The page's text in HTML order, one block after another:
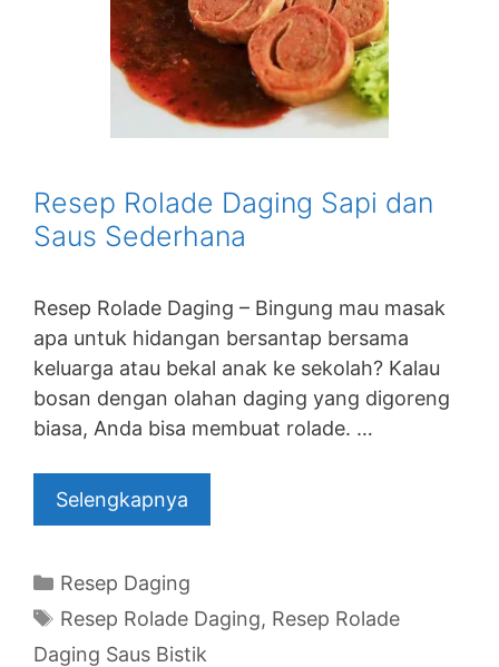
Resep Rolade Daging Sapi dan
Saus Sederhana
Resep Rolade Daging – Bingung mau masak
apa untuk hidangan bersantap bersama
keluarga atau bekal anak ke sekolah? Kalau
bosan dengan olahan daging yang digoreng
biasa, Anda bisa membuat rolade. …
Selengkapnya
Categories
Resep Daging
Tags
Resep Rolade Daging, Resep Rolade
Daging Saus Bistik